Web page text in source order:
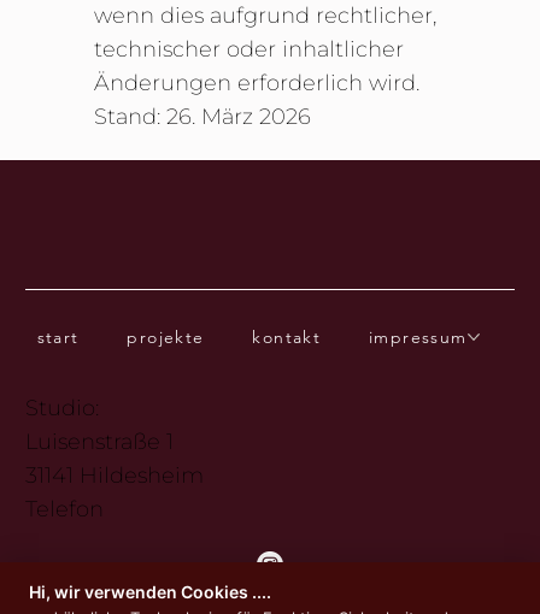
wenn dies aufgrund rechtlicher,
technischer oder inhaltlicher
Änderungen erforderlich wird.
Stand: 26. März 2026
Studio:
Luisenstraße 1
31141 Hildesheim
Telefon
start projekte kontakt impressum
Hi, wir verwenden Cookies ....